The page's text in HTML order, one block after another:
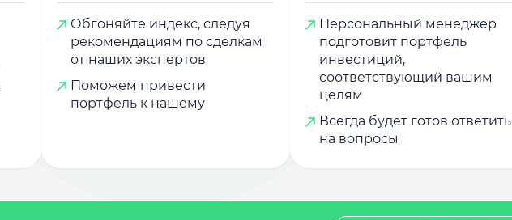
Обгоняйте индекс, следуя
рекомендациям по сделкам
от наших экспертов
Поможем привести
портфель к нашему
Персональный менеджер
подготовит портфель
инвестиций,
соответствующий вашим
целям
Всегда будет готов ответить
на вопросы